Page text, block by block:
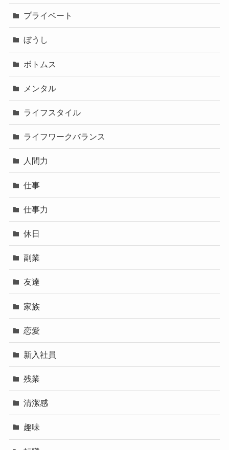
プライベート
ぼうし
ボトムス
メンタル
ライフスタイル
ライフワークバランス
人間力
仕事
仕事力
休日
副業
友達
家族
恋愛
新入社員
残業
清潔感
趣味